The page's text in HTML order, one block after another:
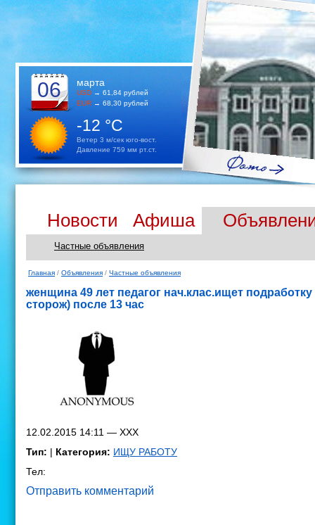
06 марта
USD → 61,84 рублей
EUR → 68,30 рублей
-12 °C
Ветер 3 м/сек юго-вост.
Давление 759 мм рт.ст.
Новости Афиша
Частные объявления
Главная / Объявления / Частные объявления
женщина 49 лет педагог нач.клас.ищет
сторож) после 13 час
12.02.2015 14:11 — XXX
Тип: | Категория: ИЩУ РАБОТУ
Тел:
Отправить комментарий